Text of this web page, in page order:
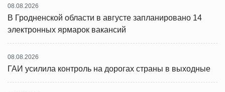
08.08.2026
В Гродненской области в августе запланировано 14
электронных ярмарок вакансий
08.08.2026
ГАИ усилила контроль на дорогах страны в выходные